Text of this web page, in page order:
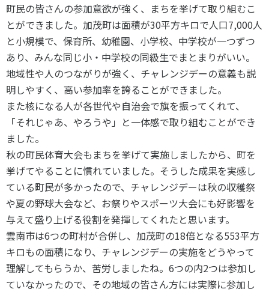
町民の皆さんの参加意欲が強く、まちを挙げて取り組むこ
とができました。加茂町は面積が30平方キロで人口7,000人
と小規模で、保育所、幼稚園、小学校、中学校が一つずつ
あり、みんな同じ小・中学校の同級生でまとまりがいい。
地域性や人のつながりが強く、チャレンジデーの意義も説
明しやすく、高い参加率を誇ることができました。
また核になる人が各世代や自治会で旗を振ってくれて、
「それじゃあ、やろうや」と一体感で取り組むことができ
ました。
秋の町民体育大会もまちを挙げて実施しましたから、町を
挙げてやることに慣れていました。そうした成果を実感し
ている町民が多かったので、チャレンジデーは秋の収穫祭
や夏の野球大会など、お祭りやスポーツ大会にも好影響を
与えて盛り上げる役割を発揮してくれたと思います。
雲南市は6つの町村が合併し、加茂町の18倍となる553平方
キロもの面積になり、チャレンジデーの実施をどうやって
理解してもらうか、苦労しましたね。6つの内2つは参加し
ていなかったので、その地域の皆さん方には実際に参加し